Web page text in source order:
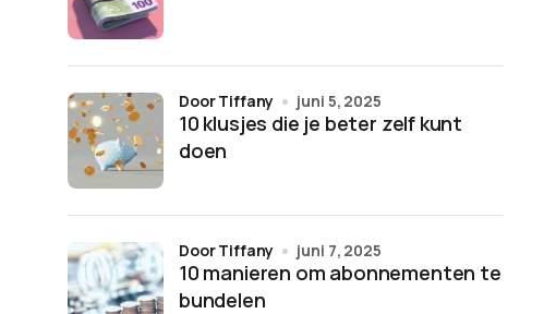
10 klusjes die je beter zelf kunt
doen
door Tiffany juni 5, 2025
10 manieren om abonnementen te
bundelen
door Tiffany juni 7, 2025